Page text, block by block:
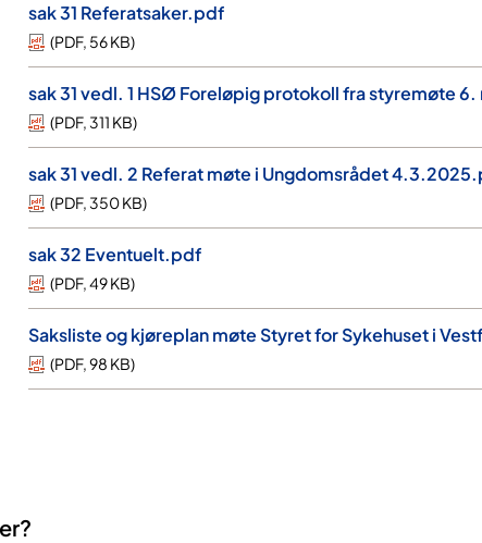
sak 31 Referatsaker.pdf
(PDF, 56 KB)
sak 31 vedl. 1 HSØ Foreløpig protokoll fra styremøte 6.
(PDF, 311 KB)
sak 31 vedl. 2 Referat møte i Ungdomsrådet
(PDF, 350 KB)
sak 32 Eventuelt.pdf
(PDF,49 KB)
Saksliste og kjøreplan møte Styret for Sykehuset i
(PDF,98 KB)